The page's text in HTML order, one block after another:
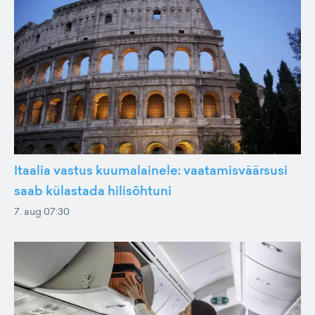
Itaalia vastus kuumalainele: vaatamisväärsusi
saab külastada hilisõhtuni
7. aug 07:30